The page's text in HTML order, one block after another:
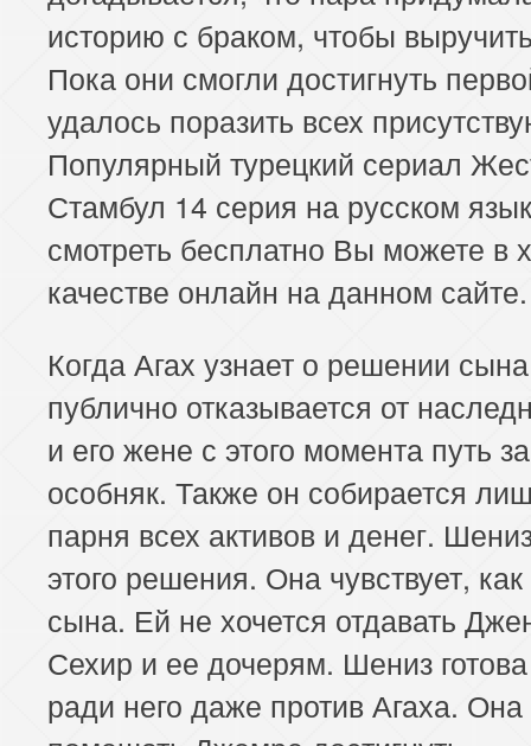
историю с браком, чтобы
Пока они смогли достигнуть
удалось поразить всех
Популярный турецкий сериал
Стамбул 14 серия на русском
смотреть бесплатно Вы можете в
качестве онлайн на данном сайте.
Когда Агах узнает о решении
публично отказывается от
и его жене с этого момента путь
особняк. Также он собирается
парня всех активов и денег.
этого решения. Она чувствует, как
сына. Ей не хочется отдавать
Сехир и ее дочерям. Шениз
ради него даже против Агаха.